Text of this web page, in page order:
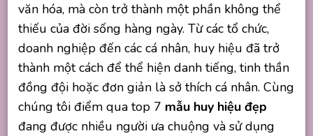
văn hóa, mà còn trở thành một phần không thể
thiếu của đời sống hàng ngày. Từ các tổ chức,
doanh nghiệp đến các cá nhân, huy hiệu đã trở
thành một cách để thể hiện danh tiếng, tinh thần
đồng đội hoặc đơn giản là sở thích cá nhân. Cùng
chúng tôi điểm qua top 7 mẫu huy hiệu đẹp
đang được nhiều người ưa chuộng và sử dụng